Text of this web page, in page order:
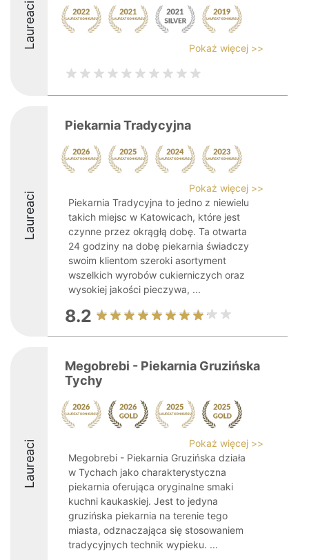
Laureaci Pokaż więcej >>
Laureaci
Piekarnia Tradycyjna
Pokaż więcej >>
Piekarnia Tradycyjna to jedno z niewielu
takich miejsc w Katowicach, które jest
czynne przez okrągłą dobę. Ta otwarta
24 godziny na dobę piekarnia świadczy
swoim klientom szeroki asortyment
wszelkich wyrobów cukierniczych oraz
wysokiej jakości pieczywa, ...
8.2
Laureaci
Megobrebi - Piekarnia Gruzińska
Tychy
Pokaż więcej >>
Megobrebi - Piekarnia Gruzińska działa
w Tychach jako charakterystyczna
piekarnia oferująca oryginalne smaki
kuchni kaukaskiej. Jest to jedyna
gruzińska piekarnia na terenie tego
miasta, odznaczająca się stosowaniem
tradycyjnych technik wypieku. ...